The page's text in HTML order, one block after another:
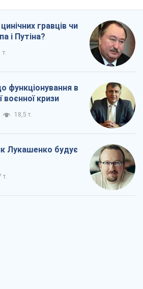
гравців чи
і Путіна?
т.
функціонування в
кризи
18,5 т.
Лукашенко будує
т.